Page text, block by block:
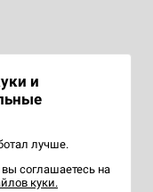
и
лучше.
соглашаетесь на
куки.